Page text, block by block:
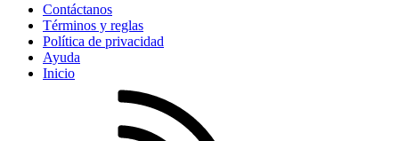
Contáctanos
Términos y reglas
Política de privacidad
Ayuda
Inicio